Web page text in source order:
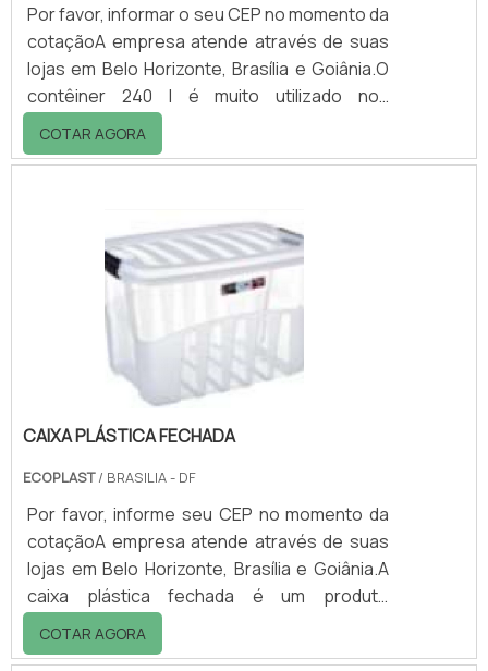
Por favor, informar o seu CEP no momento da
cotaçãoA empresa atende através de suas
lojas em Belo Horizonte, Brasília e Goiânia.O
contêiner 240 l é muito utilizado nos
condomínios, escolas, hotéis, hospitais,
indústrias, restaurantes entre outros que
para acondicionar os resíduos sólidos
quanto para transportá-los dos ambientes
internos, onde são coletados, para o
ambiente externo, onde ocorrerá o descarte
COTAR AGORA
CAIXA PLÁSTICA FECHADA
ECOPLAST/ BRASILIA - DF
Por favor, informe seu CEP no momento da
cotaçãoA empresa atende através de suas
lojas em Belo Horizonte, Brasília e Goiânia.A
caixa plástica fechada é um produto
bastante versátil, utilizado pelos setores da
indústria, comércio e serviços. Serve para
COTAR AGORA